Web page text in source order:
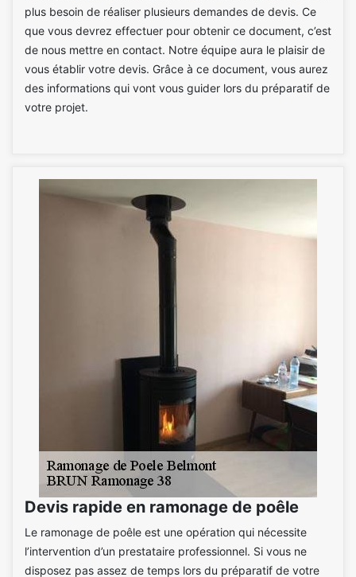
plus besoin de réaliser plusieurs demandes de devis. Ce
que vous devrez effectuer pour obtenir ce document, c’est
de nous mettre en contact. Notre équipe aura le plaisir de
vous établir votre devis. Grâce à ce document, vous aurez
des informations qui vont vous guider lors du préparatif de
votre projet.
Devis rapide en ramonage de poêle
Le ramonage de poêle est une opération qui nécessite
l’intervention d’un prestataire professionnel. Si vous ne
disposez pas assez de temps lors du préparatif de votre